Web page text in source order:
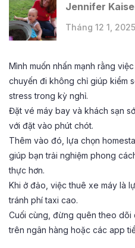
Jennifer
Tháng 12 1,
Mình muốn nhấn mạnh rằng
chuyến đi không chỉ giúp kiểm
stress trong kỳ nghỉ.
Đặt vé máy bay và khách sạn
với đặt vào phút chót.
Thêm vào đó, lựa chọn
giúp bạn trải nghiệm phong
thực hơn.
Khi ở đảo, việc thuê xe máy là
tránh phí taxi cao.
Cuối cùng, đừng quên theo dõi
trên ngân hàng hoặc các app